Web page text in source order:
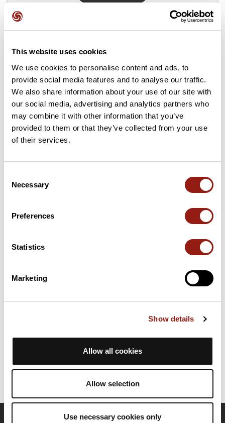
This website uses cookies
We use cookies to personalise content and ads, to
provide social media features and to analyse our traffic.
We also share information about your use of our site with
our social media, advertising and analytics partners who
may combine it with other information that you’ve
provided to them or that they’ve collected from your use
of their services.
Selection
Necessary
Preferences
Statistics
Marketing
Show details
Allow all cookies
Allow selection
Use necessary cookies only
4 km Col de Villefranche 149 m
6 km Col du Caire 180 m
8 km Col des Quatre Chemins 329 m
13 km Col d'Eze
Cols extraits du catalogue du Club des Cent Cols
Résumé
et se termine à Sospel. Ce parcours emprunte 53,6 km de
routes. Il présente une ascension cumulée de plus de 1330m.
parcours.
Dernière modification de la fiche parcours: 1 juin 2023 à 09:45:06.
Identifiant du parcours: 16893303